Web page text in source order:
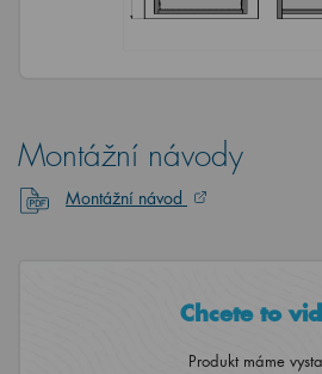
Montážní návody
Montážní návod
Chcete to
Produkt máme